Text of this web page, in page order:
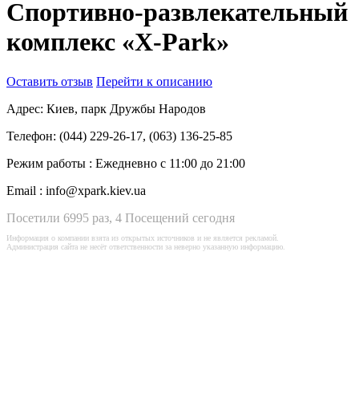
Спортивно-развлекательный
комплекс «X-Park»
Оставить отзыв Перейти к описанию
Адрес: Киев, парк Дружбы Народов
Телефон: (044) 229-26-17, (063) 136-25-85
Режим работы : Ежедневно с 11:00 до 21:00
Email : info@xpark.kiev.ua
Посетили 6995 раз, 4 Посещений сегодня
Информация о компании взята из открытых источников и не является рекламой.
Администрация сайта не несёт ответственности за неверно указанную информацию.